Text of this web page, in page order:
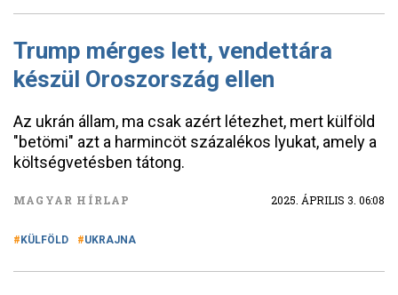
Trump mérges lett, vendettára
készül Oroszország ellen
Az ukrán állam, ma csak azért létezhet, mert külföld
"betömi" azt a harmincöt százalékos lyukat, amely a
költségvetésben tátong.
MAGYAR HÍRLAP 2025. ÁPRILIS 3. 06:08
KÜLFÖLD UKRAJNA